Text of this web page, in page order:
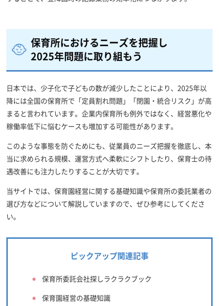
保育所におけるニーズを把握し
2025年問題に取り組もう
日本では、少子化で子どもの数が減少したことにより、2025年以
降には全国の保育所で「定員割れ問題」「閉園・統合リスク」が高
まると言われています。企業内保育所も例外ではなく、経営悪化や
稼働率低下に悩むケースも増加する可能性があります。
このような事態を防ぐためにも、従業員のニーズ把握を徹底し、本
当に求められる規模、運営方式へ柔軟にシフトしたり、保育士の待
遇改善にも注力したりすることが大切です。
当サイトでは、保育園経営に関する基礎知識や保育所の委託業者の
選び方などについて解説していますので、ぜひ参考にしてくださ
い。
ピックアップ関連記事
保育所委託会社探しラクラクブック
保育園経営の基礎知識